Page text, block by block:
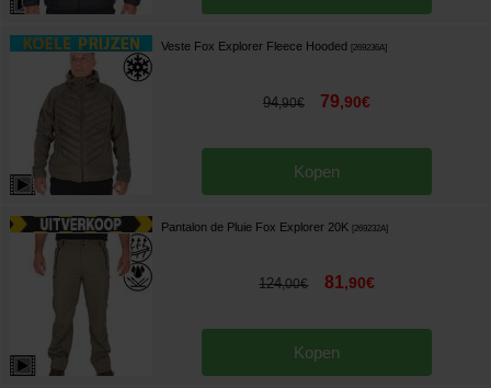
Veste Fox Explorer Fleece Hooded 269236A]
94,90€ 79,90€
Kopen
Pantalon de Pluie Fox Explorer 20K 269232A]
124,00€ 81,90€
Kopen